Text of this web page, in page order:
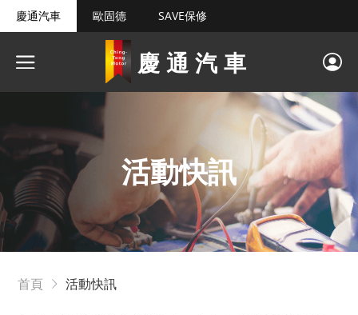
慶通汽車 歐固德 SAVE保修
慶通汽車
活動快訊
首頁 活動快訊